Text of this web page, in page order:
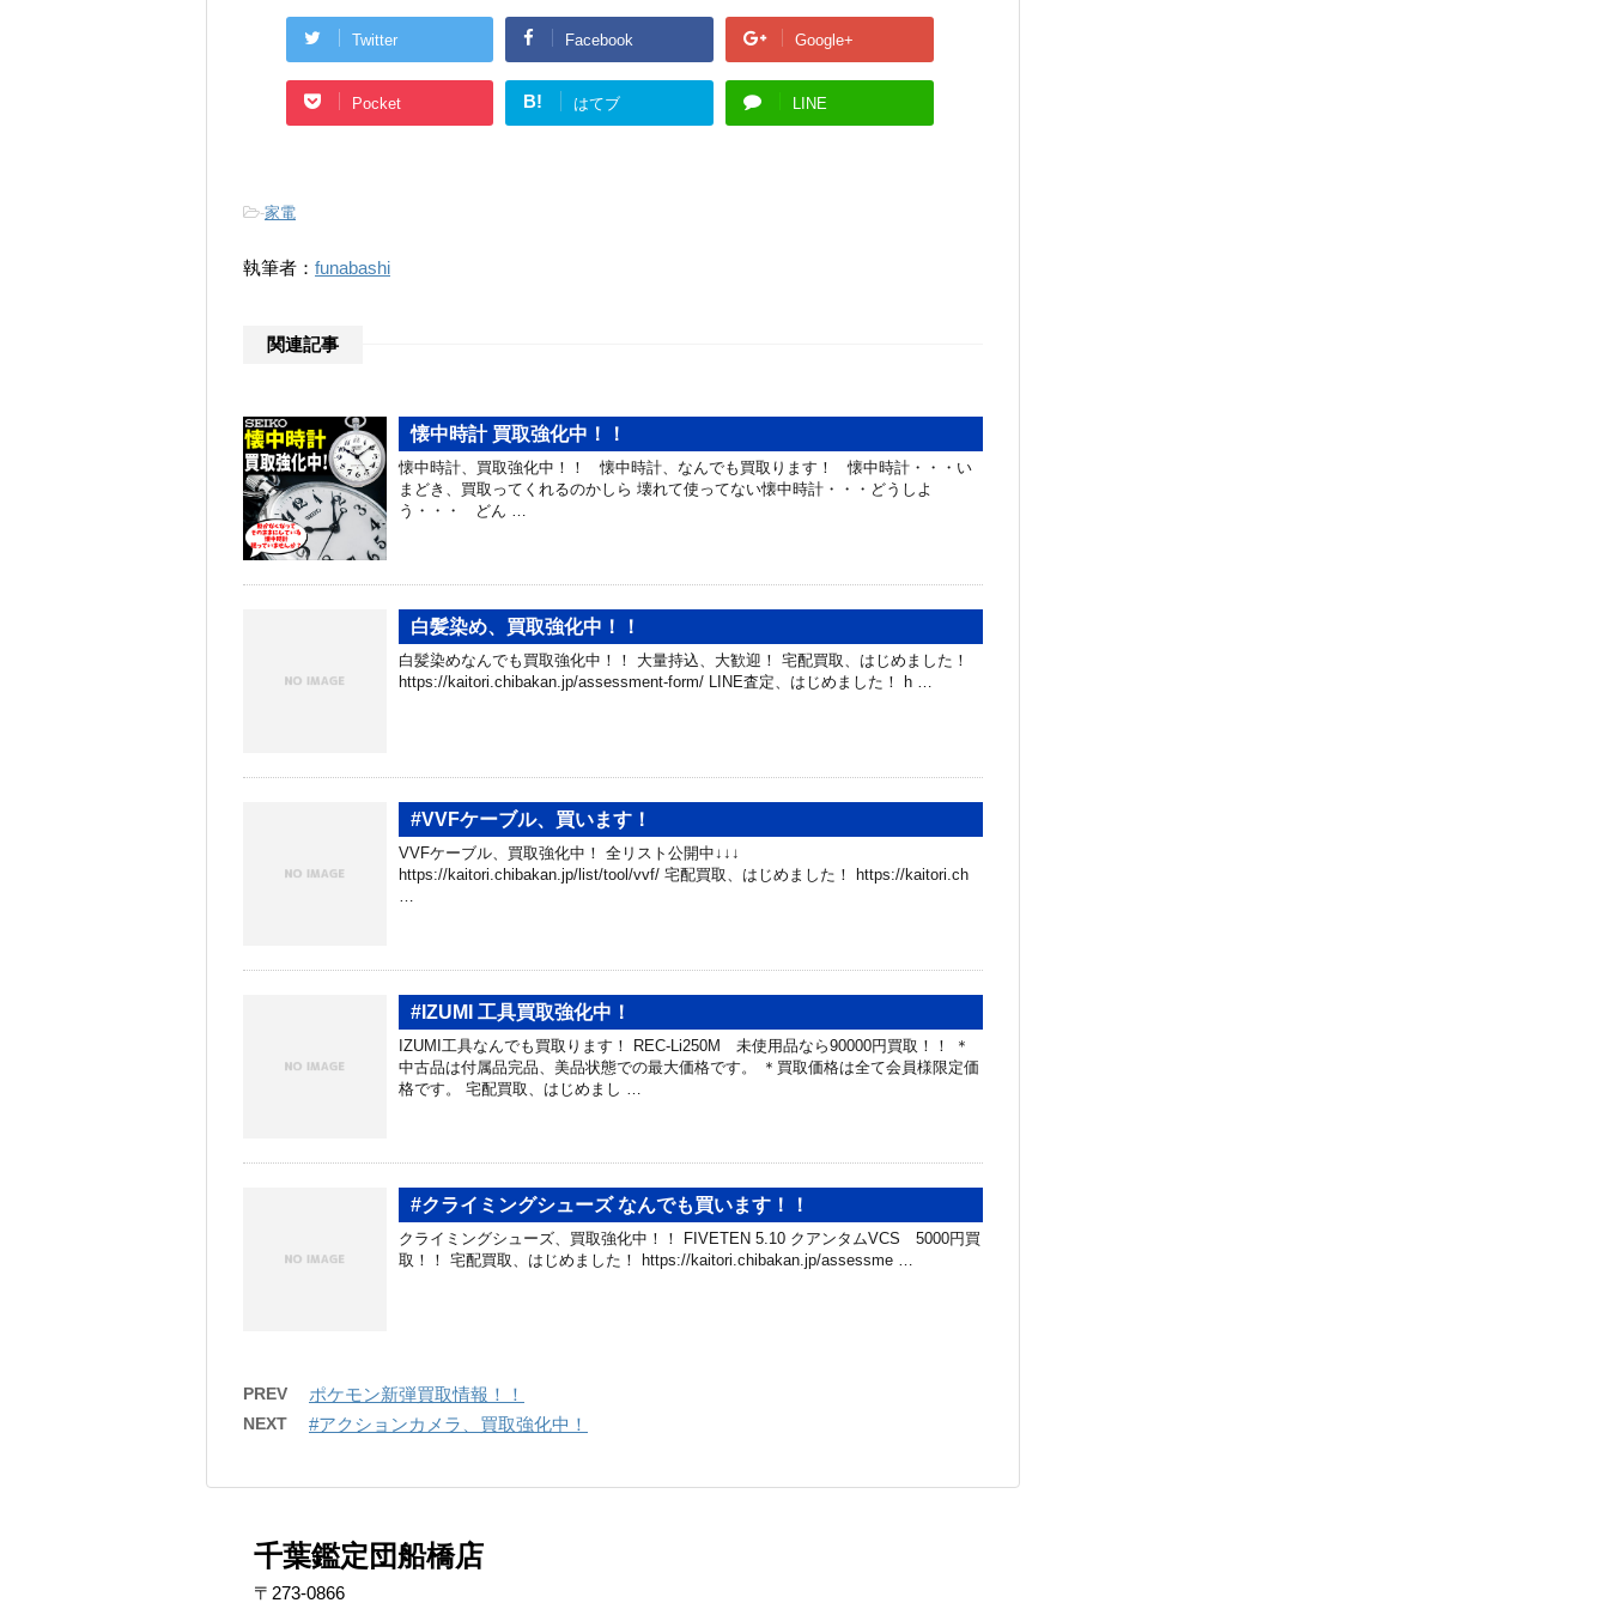
Twitter Facebook Google+
Pocket B! はてブ LINE
-家電
執筆者： funabashi
関連記事
懐中時計 買取強化中！！
懐中時計、買取強化中！！ 懐中時計、なんでも買取ります！ 懐中時計・・・い
まどき、買取ってくれるのかしら 壊れて使ってない懐中時計・・・どうしよ
う・・・ どん …
白髪染め、買取強化中！！
白髪染めなんでも買取強化中！！ 大量持込、大歓迎！ 宅配買取、はじめました！
https://kaitori.chibakan.jp/assessment-form/ LINE査定、はじめました！ h …
#VVFケーブル、買います！
VVFケーブル、買取強化中！ 全リスト公開中↓↓↓
https://kaitori.chibakan.jp/list/tool/vvf/ 宅配買取、はじめました！ https://kaitori.ch
…
#IZUMI 工具買取強化中！
IZUMI工具なんでも買取ります！ REC-Li250M 未使用品なら90000円買取！！ ＊
中古品は付属品完品、美品状態での最大価格です。 ＊買取価格は全て会員様限定価
格です。 宅配買取、はじめまし …
#クライミングシューズ なんでも買います！！
クライミングシューズ、買取強化中！！ FIVETEN 5.10 クアンタムVCS 5000円買
取！！ 宅配買取、はじめました！ https://kaitori.chibakan.jp/assessme …
PREV ポケモン新弾買取情報！！
NEXT #アクションカメラ、買取強化中！
千葉鑑定団船橋店
〒273-0866